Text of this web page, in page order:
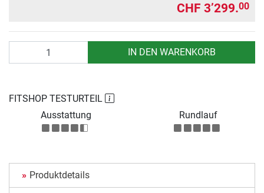
CHF 3’299.00
IN DEN WARENKORB
FITSHOP TESTURTEIL
Ausstattung
Rundlauf
Produktdetails